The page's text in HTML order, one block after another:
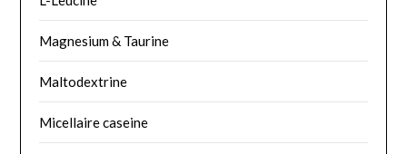
Magnesium & Taurine
Maltodextrine
Micellaire caseine